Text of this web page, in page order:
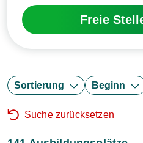
Freie
Sortierung Beginn
Suche zurücksetzen